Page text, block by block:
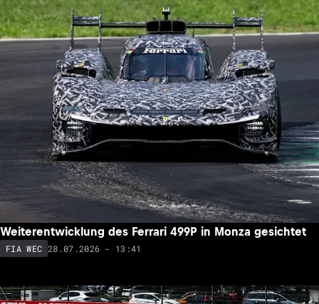
Weiterentwicklung des Ferrari 499P in Monza gesichtet
FIA WEC 28.07.2026 - 13:41